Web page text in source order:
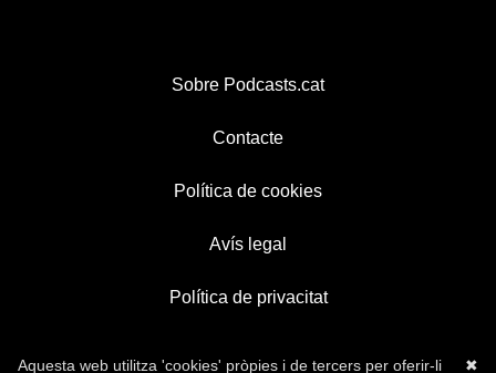
Sobre Podcasts.cat
Contacte
Política de cookies
Avís legal
Política de privacitat
✖
Aquesta web utilitza 'cookies' pròpies i de tercers per oferir-li